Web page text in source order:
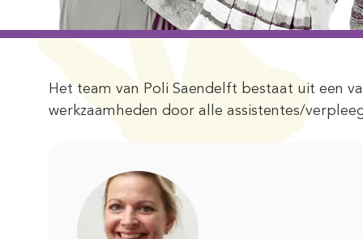
Het team van Poli Saendelft bestaat uit een
werkzaamheden door alle assistentes/